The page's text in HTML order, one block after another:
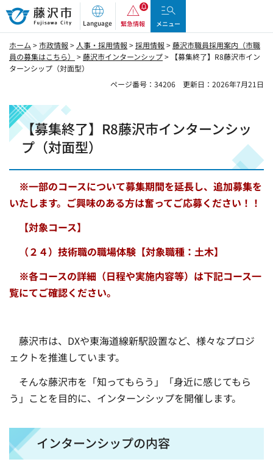
藤沢市
Language 緊急情報 メニュー
ホーム >市政情報 > 人事・採用情報 >採用情報 >藤沢市職員採用案内（市職
員の募集はこちら）
>藤沢市インターンシップ> 【募集終了】R8藤沢市イン
ターンシップ（対面型）
ページ番号：34206
更新日：2026年7月21日
【募集終了】R8藤沢市インターンシッ
プ（対面型）
※一部のコースについて募集期間を延長し、追加募集を
いたします。 ご興味のある方は奮ってご応募ください！！
【対象コース】
（２４）技術職の職場体験【対象職種：土木】
※各コースの詳細（日程や実施内容等）は下記コース一
覧にてご確認ください。
藤沢市は、DXや東海道線新駅設置など、様々なプロジ
ェクトを推進しています。
そんな藤沢市を「知ってもらう」「身近に感じてもら
う」ことを目的に、インターンシップを開催します。
インターンシップの内容